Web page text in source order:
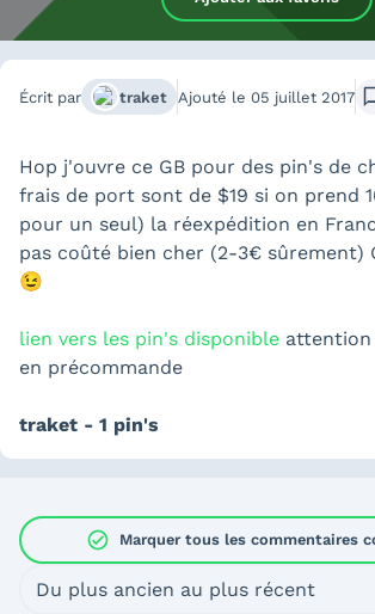
Écrit par traket Ajouté le 05 juillet 2017
Hop j'ouvre ce GB pour des pin's de
frais de port sont de $19 si on prend
pour un seul) la réexpédition en
pas coûté bien cher (2-3€ sûrement)
😉
lien vers les pin's disponible
en précommande
traket - 1 pin's
check_circle Marquer tous les commentaires
Du plus ancien au plus récent